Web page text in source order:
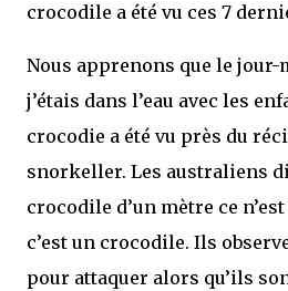
crocodile a été vu ces 7
Nous apprenons que le jour-
j’étais dans l’eau avec les
crocodie a été vu près du
snorkeller. Les australiens
crocodile d’un mètre ce
c’est un crocodile. Ils
pour attaquer alors qu’ils